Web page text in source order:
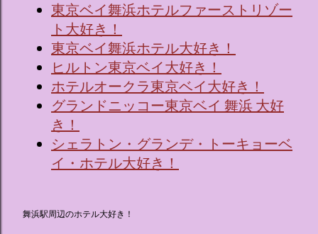
東京ベイ舞浜ホテルファーストリゾー
ト大好き！
東京ベイ舞浜ホテル大好き！
ヒルトン東京ベイ大好き！
ホテルオークラ東京ベイ大好き！
グランドニッコー東京ベイ 舞浜 大好
き！
シェラトン・グランデ・トーキョーベ
イ・ホテル大好き！
舞浜駅周辺のホテル大好き！